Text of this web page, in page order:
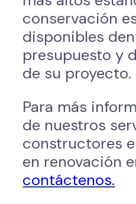
conservación
disponibles
presupuesto y
de su proyecto.
Para más
de nuestros
constructores
en renovación
contáctenos.